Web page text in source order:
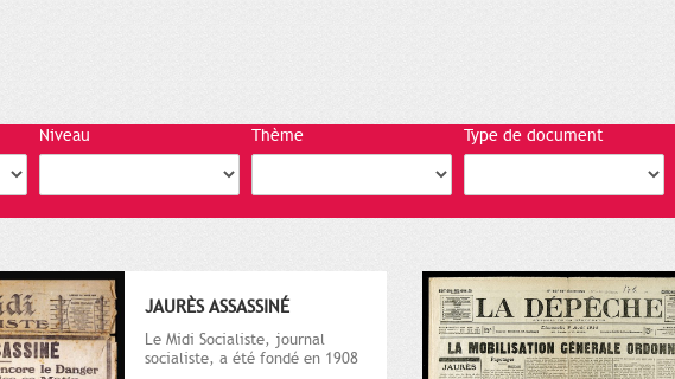
Niveau Thème Type de document
JAURÈS ASSASSINÉ
Le Midi Socialiste, journal
socialiste, a été fondé en 1908